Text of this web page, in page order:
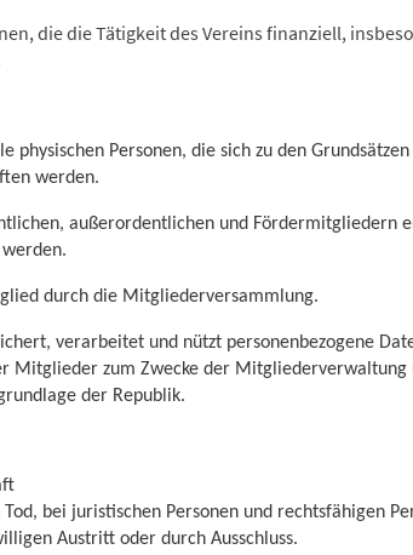
die die Tätigkeit des Vereins finanziell,
physischen Personen, die sich zu den
werden.
außerordentlichen und Fördermitgliedern
durch die Mitgliederversammlung.
verarbeitet und nützt personenbezogene
Mitglieder zum Zwecke der
der Republik.
bei juristischen Personen und rechtsfähigen
Austritt oder durch Ausschluss.